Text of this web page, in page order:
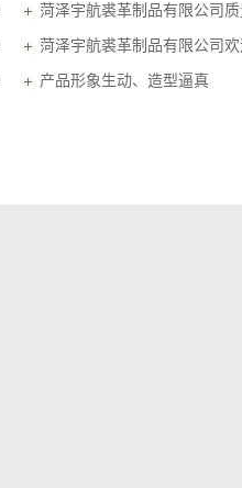
菏泽宇航裘革制品有限公司
菏泽宇航裘革制品有限公司欢
产品形象生动、造型逼真